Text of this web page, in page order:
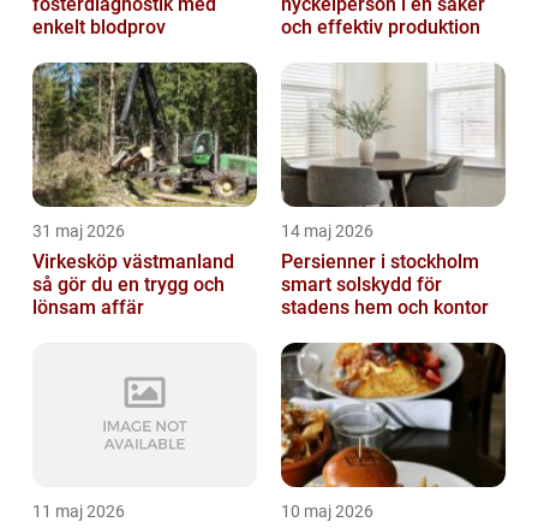
enkelt blodprov
och effektiv produktion
31 maj 2026
Virkesköp västmanland
så gör du en trygg och
lönsam affär
14 maj 2026
Persienner i stockholm
smart solskydd för
stadens hem och kontor
11 maj 2026 10 maj 2026